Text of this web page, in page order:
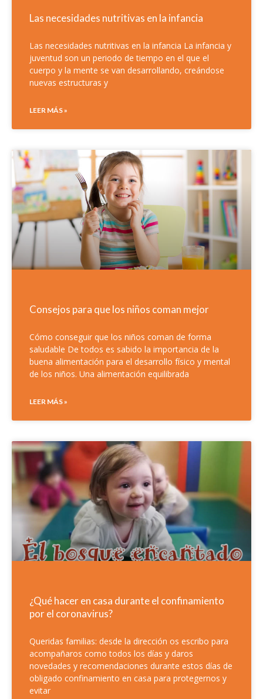
Las necesidades nutritivas en la infancia
Las necesidades nutritivas en la infancia La infancia y
juventud son un periodo de tiempo en el que el
cuerpo y la mente se van desarrollando, creándose
nuevas estructuras y
LEER MÁS »
Consejos para que los niños coman mejor
Cómo conseguir que los niños coman de forma
saludable De todos es sabido la importancia de la
buena alimentación para el desarrollo físico y mental
de los niños. Una alimentación equilibrada
LEER MÁS »
¿Qué hacer en casa durante el confinamiento
por el coronavirus?
Queridas familias: desde la dirección os escribo para
acompañaros como todos los días y daros
novedades y recomendaciones durante estos días de
obligado confinamiento en casa para protegernos y
evitar